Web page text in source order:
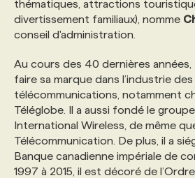
PROGRAMMES DE
FAQ
ANNONCEZ AVEC NOUS
thématiques, attractions
divertissement familiaux), nomme
conseil d'administration.
Au cours des 40 dernières années,
faire sa marque dans l’industrie des
télécommunications, notamment
Téléglobe. Il a aussi fondé le
International Wireless, de même
Télécommunication. De plus, il a
Banque canadienne impériale de
1997 à 2015, il est décoré de